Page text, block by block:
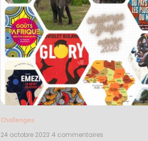
Challenges
24 octobre 2023 4 commentaires